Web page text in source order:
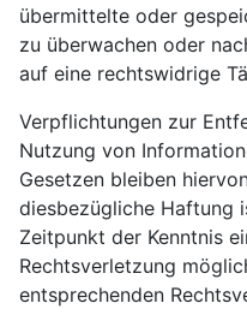
übermittelte oder
zu überwachen oder
auf eine rechtswidrige
Verpflichtungen zur
Nutzung von
Gesetzen bleiben
diesbezügliche Haftung
Zeitpunkt der Kenntnis
Rechtsverletzung
entsprechenden